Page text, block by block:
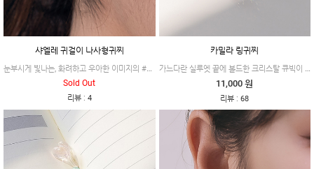
샤엘레 귀걸이 나사형귀찌
눈부시게 빛나는, 화려하고 우아한 이미지의 #샤엘레
Sold Out
리뷰: 4
카밀라 링귀찌
가느다란 실루엣 끝에 볼드한 크리스탈 큐빅이 매치되어 있는 #카밀라
11,000 원
리뷰 :68